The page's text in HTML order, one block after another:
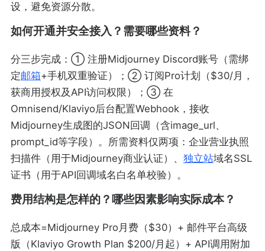
设，避免资源分散。
如何开通并安全接入？需要哪些资料？
分三步完成：① 注册Midjourney Discord账号（需绑
定邮箱+手机双重验证）；② 订阅Pro计划（$30/月，
获商用授权及API访问权限）；③ 在
Omnisend/Klaviyo后台配置Webhook，接收
Midjourney生成图的JSON回调（含image_url、
prompt_id等字段）。所需资料仅两项：企业营业执照
扫描件（用于Midjourney商业认证）、 独立站域名SSL
证书（用于API回调域名白名单校验）。
费用结构是怎样的？哪些因素影响实际成本？
总成本=Midjourney Pro月费（$30）+ 邮件平台高级
版（Klaviyo Growth Plan $200/月起）+ API调用附加